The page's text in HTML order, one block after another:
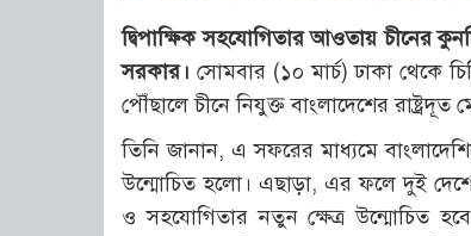
দ্বিপাক্ষিক সহযোগিতার আওতায় চীনের
সরকার। সোমবার (১০ মার্চ) ঢাকা থেকে
পৌঁছালে চীনে নিযুক্ত বাংলাদেশের
তিনি জানান, এ সফরের মাধ্যমে
উন্মোচিত হলো। এছাড়া, এর ফলে দুই
ও সহযোগিতার নতুন ক্ষেত্র উন্মোচিত